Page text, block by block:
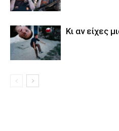
Κι αν είχες